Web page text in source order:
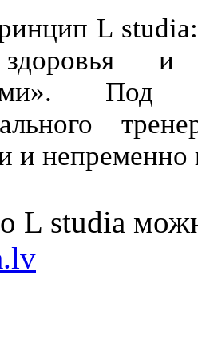
L
и
Под
и непременно
L studia